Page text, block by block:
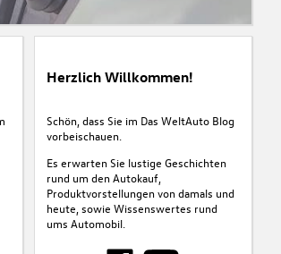
Herzlich Willkommen!
Schön, dass Sie im Das WeltAuto Blog
vorbeischauen.
Es erwarten Sie lustige Geschichten
rund um den Autokauf,
Produktvorstellungen von damals und
heute, sowie Wissenswertes rund
ums Automobil.